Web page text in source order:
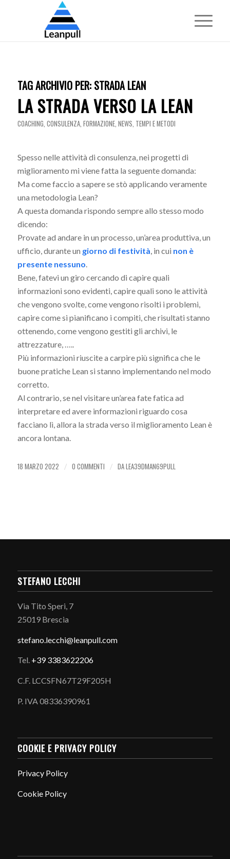
TAG ARCHIVIO PER: STRADA LEAN
LA STRADA VERSO LA LEAN
COACHING, CONSULENZA, FORMAZIONE, NEWS, TEMPI E METODI
Spesso nelle attività di consulenza, nei progetti di
miglioramento mi viene fatta la seguente domanda:
Ma come faccio a sapere se stò applicando veramente
una metodologia Lean?
A questa domanda rispondo sempre allo stesso modo
dicendo:
Provate ad andare in un processo, un’area produttiva, un
ufficio, durante un giorno di festività , in cui non è
presente nessuno
Bene, fatevi un giro cercando di capire quali
informazioni sono evidenti, capire quali sono le attività
che vengono svolte, come vengono risolti i problemi,
capire come si pianificano i compiti, che risultati stanno
ottenendo, come vengono gestiti gli archivi, le
attrezzature, …..
Più informazioni riuscite a carpire più significa che le
buone pratiche Lean si stanno implementando nel modo
corretto.
Al contrario, se nel visitare un’area fate fatica ad
interpretare ed avere informazioni riguardo cosa
facciano lì, allora la strada verso il miglioramento Lean è
ancora lontana.
18 MARZO 2022 / 0 COMMENTI / DALEA39DMAN69PULL
STEFANO LECCHI
Via Tito Speri, 7
25019 Brescia
stefano. lecchi@leanpull.com
Tel. +39 3383622206
C.F. LCCSFN67T29F205H
P. IVA 08336390961
COOKIE E PRIVACY POLICY
Privacy Policy
Cookie Policy